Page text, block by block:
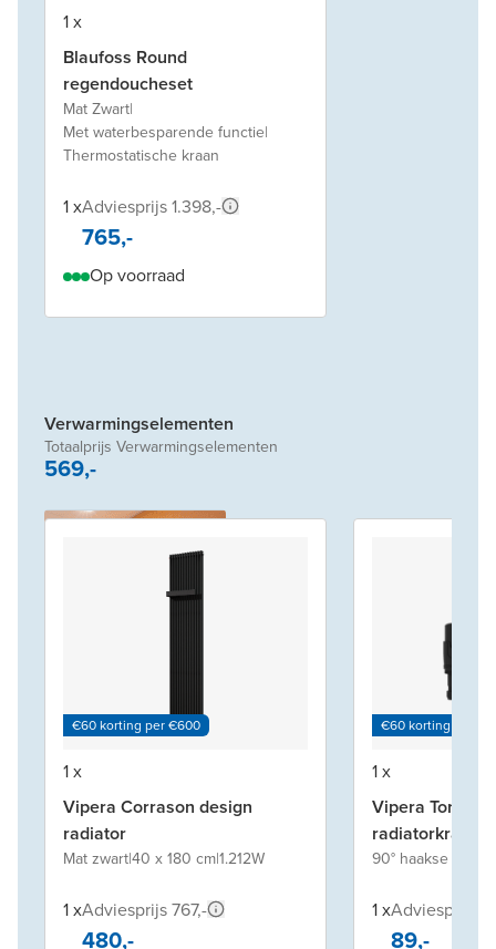
1 x
Blaufoss Round
regendoucheset
Mat Zwart|
Met waterbesparende functie|
Thermostatische kraan
1 xAdviesprijs 1.398,-
765,-
Op voorraad
Verwarmingselementen
Totaalprijs Verwarmingselementen
569,-
€60 korting per €600
1 x
Vipera Corrason design
radiator
Mat zwart|40 x 180 cm|1.212W
1 xAdviesprijs 767,-
480,-
€60 korting per
1 x
Vipera Torci
radiatorkraan
90° haakse
1 xAdviesprijs
89,-